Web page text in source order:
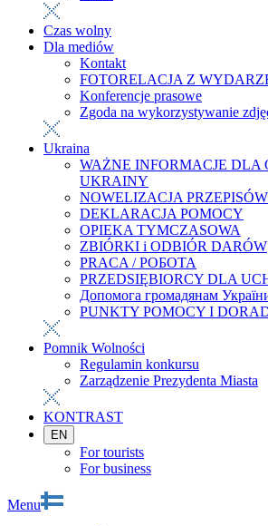
Czas wolny
Dla mediów
Kontakt
FOTORELACJA Z
Konferencje prasowe
Zgoda na wykorzystywanie
Ukraina
WAŻNE INFORMACJE DLA
UKRAINY
NOWELIZACJA PRZEPISÓW
DEKLARACJA POMOCY
OPIEKA TYMCZASOWA
ZBIÓRKI i ODBIÓR DARÓW
PRACA / РОБОТА
PRZEDSIĘBIORCY DLA
Допомога громадянам
PUNKTY POMOCY I
Pomnik Wolności
Regulamin konkursu
Zarządzenie Prezydenta Miasta
KONTRAST
EN
For tourists
For business
Menu